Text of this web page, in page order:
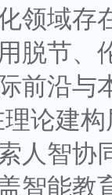
领域存
脱节、
前沿与
理论建
人智协
智能教